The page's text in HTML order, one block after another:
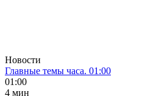
Новости
Главные темы часа. 01:00
01:00
4 мин